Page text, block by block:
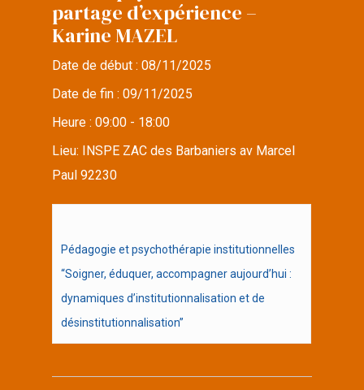
partage d’expérience –
Karine MAZEL
Date de début :08/11/2025
Date de fin :09/11/2025
Heure :09:00 - 18:00
Lieu:
INSPE ZAC des Barbaniers av Marcel
Paul 92230
Pédagogie et psychothérapie institutionnelles
“Soigner, éduquer, accompagner aujourd’hui :
dynamiques d’institutionnalisation et de
désinstitutionnalisation”